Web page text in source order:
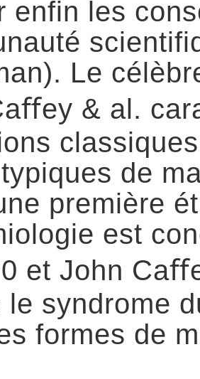
enfin les
Le
ﬀey & al.
de
première
est
et John Caﬀ
le syndrome
formes de